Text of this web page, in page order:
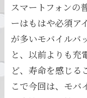
スマートフォンの
ーはもはや必須ア
が多いモバイルバ
と、以前よりも充
ど、寿命を感じる
こで今回は、モバ